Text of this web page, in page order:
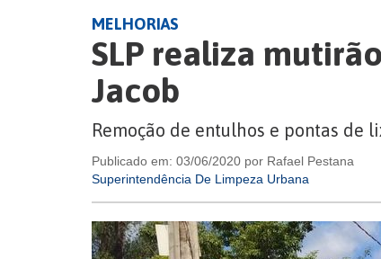
MELHORIAS
SLP realiza
Jacob
Remoção de entulhos e pontas de
Publicado em: 03/06/2020 por Rafael Pestana
Superintendência De Limpeza Urbana